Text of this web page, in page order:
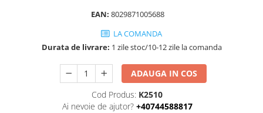
EAN: 8029871005688
LA COMANDA
Durata de livrare: 1 zile stoc/10-12 zile la comanda
ADAUGA IN COS
Cod Produs: K2510
Ai nevoie de ajutor? +40744588817